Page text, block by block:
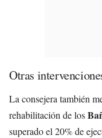
Otras
La consejera también
rehabilitación de los
superado el 20% de